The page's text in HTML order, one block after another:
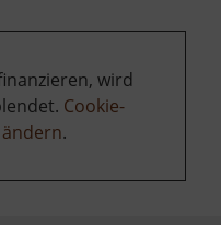
wird
Cookie-
.